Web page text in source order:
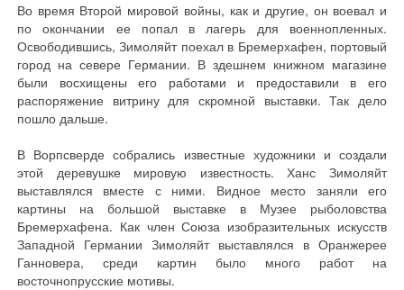
Во время Второй мировой войны, как и другие, он воевал и
по окончании ее попал в лагерь для военнопленных.
Освободившись, Зимоляйт поехал в Бремерхафен, портовый
город на севере Германии. В здешнем книжном магазине
были восхищены его работами и предоставили в его
распоряжение витрину для скромной выставки. Так дело
пошло дальше.
В Ворпсверде собрались известные художники и создали
этой деревушке мировую известность. Ханс Зимоляйт
выставлялся вместе с ними. Видное место заняли его
картины на большой выставке в Музее рыболовства
Бремерхафена. Как член Союза изобразительных искусств
Западной Германии Зимоляйт выставлялся в Оранжерее
Ганновера, среди картин было много работ на
восточнопрусские мотивы.